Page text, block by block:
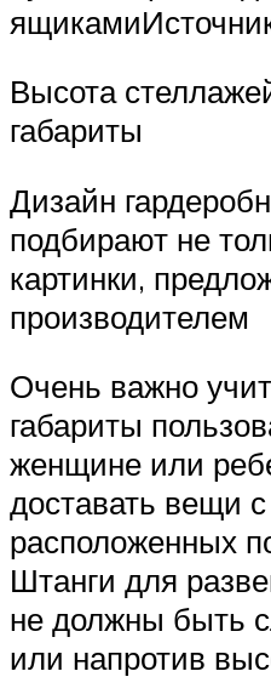
Высота
габариты
Дизайн
подбирают не
картинки,
производителем
Очень важно
габариты
женщине или
доставать вещи с
расположенных
Штанги для
не должны быть
или напротив